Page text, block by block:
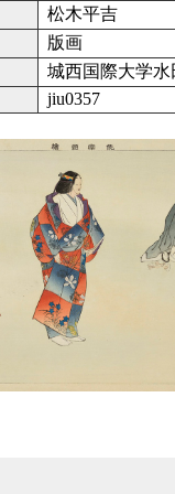
松木平吉
版画
城西国際大学水
jiu0357